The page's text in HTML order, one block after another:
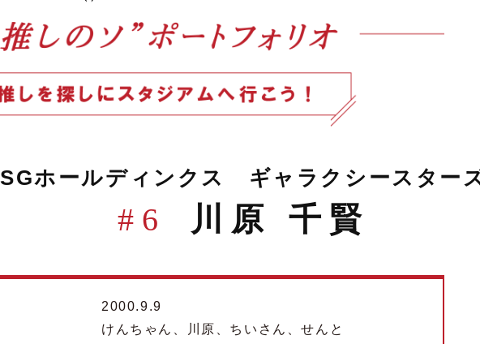
SGホールディンクス ギャラクシースター
#6 川原 千賢
2000.9.9
けんちゃん、川原、ちいさん、せんと